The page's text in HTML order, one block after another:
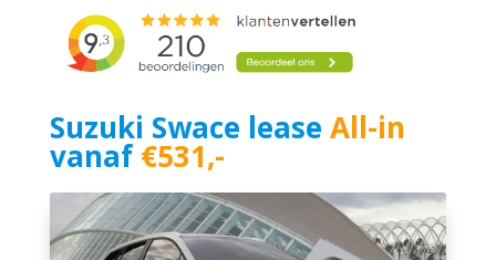
Suzuki Swace lease All-in
vanaf€531,-